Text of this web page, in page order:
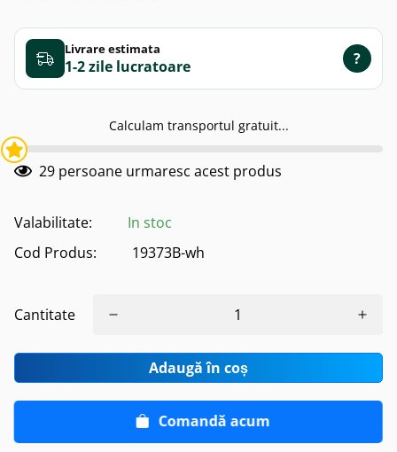
Livrare estimata
1-2 zile ?
Calculam transportul gratuit...
29 persoane urmaresc acest produs
Valabilitate:
In stoc
Cod Produs:
19373B-wh
Cantitate
Adaugă în coș
Comandă acum